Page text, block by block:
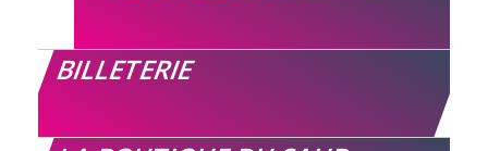
BILLETERIE